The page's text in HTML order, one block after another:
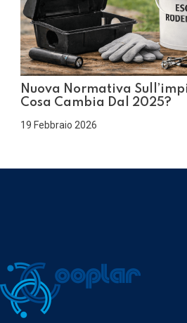
Nuova Normativa
Cosa Cambia Dal 2025?
19 Febbraio 2026